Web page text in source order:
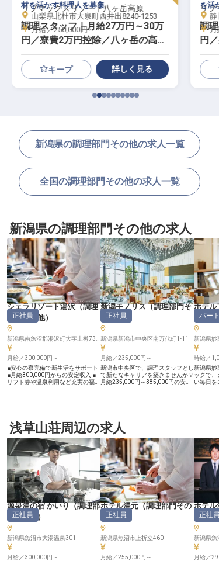
リブマックスリゾート八ヶ岳高原
調理スタッフ｜月給27万円～30万
円／寮費2万円控除／八ヶ岳の高原
リゾート／急募
材を活かす料理人を募集
山梨県北杜市大泉町西井出8240-1253
月給／250,000円～
キープ 詳しく見る
リブ
調
円
ゾー
を活
静
月
新潟県の調理部門その他の求人一覧
全国の調理部門その他の求人一覧
新潟県の調理部門その他の求人
シェラリゾート湯沢（調理
部門その他）
正社員
月給／300,000円～
■安心の寮完備で新生活をサポート
■月給300,000円からの安定収入 ■
リフト券や温泉利用など充実の福利
在を提供するため、心を込めたおも
てなしを大切にしています。 地元
の旬の食材を活かしたコース料理
は、お客様の旅の思い出を彩る重要
な要素。 あなたの調理スキルと情
熱で、感動と喜びを創造してくださ
い。 お客様の笑顔が、何よりのや
りがいとなるでしょう。 ーー【安
心の環境で成長し、キャリアを築
く】 安心して長く働けるよう、寮
を完備し、遠方からの転職もサポー
トいたします。 月給300,000円から
の安定した収入に加え、まかないや
温泉利用、スタッフ用リフト券な
ど、充実した福利厚生も魅力です。
経験豊富な先輩スタッフと共に、調
理技術をさらに高め、新しいメニュ
ー開発にも挑戦できる環境で、あな
たのキャリアを豊かに育んでいきま
せんか。
新潟モノリス（調理部門そ
の他）
正社員
新潟県新潟市中央区南万代町1-11
月給／235,000円～
新潟市中央区で、調理スタッフとし
て新たなキャリアを築きませんか？
月給235,000円～385,000円の安定
経験を活かし、さらなるスキルアッ
プを目指す方を歓迎します！
※2025年05月19日時点の情報です
ホテル
（調理
パー
新潟県
時給／
新潟県妙
ックで、
い毎日を
れた環境
ィを最
※2024
浅草山荘周辺の求人
源泉湯の宿 かいり（調理部
門その他 ）
正社員
新潟県魚沼市大湯温泉301
月給／300,000円～
ホテル湯元（調理部門その
他）
正社員
新潟県魚沼市上折立460
月給／255,000円～
ホテル
配人・
正社員
新潟県魚
月給／